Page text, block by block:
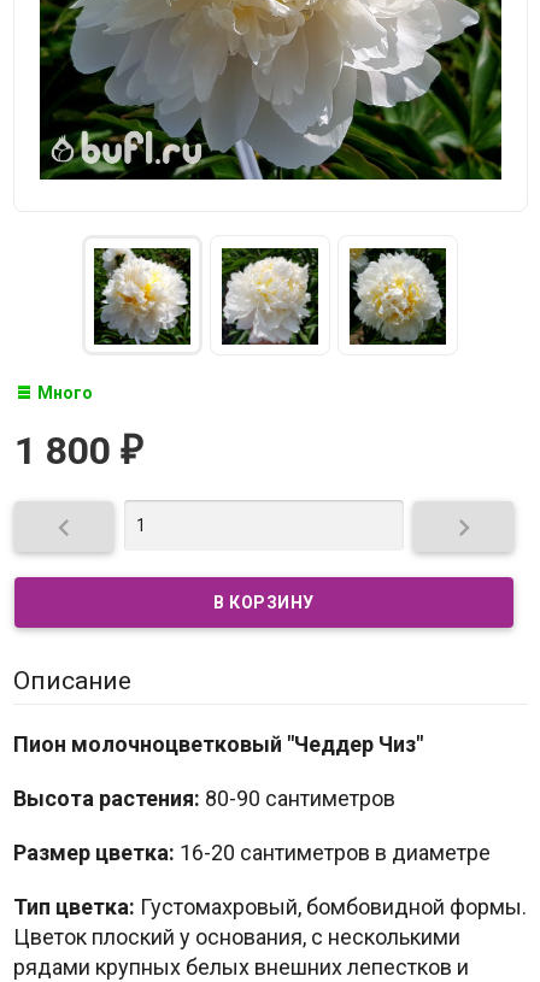
Много
1 800 ₽
 
Описание
Пион молочноцветковый "Чеддер Чиз"
Высота растения: 80-90 сантиметров
Размер цветка: 16-20 сантиметров в диаметре
Тип цветка: Густомахровый, бомбовидной формы.
Цветок плоский у основания, с несколькими
рядами крупных белых внешних лепестков и